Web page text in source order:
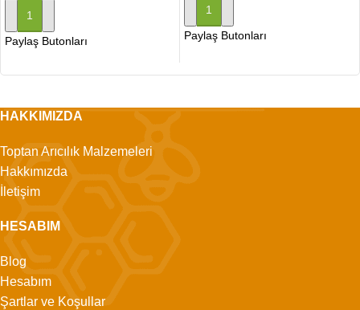
SEPETE EKLE
Paylaş Butonları
SEPETE EKLE
Paylaş Butonları
HAKKIMIZDA
Toptan Arıcılık Malzemeleri
Hakkımızda
İletişim
HESABIM
Blog
Hesabım
Şartlar ve Koşullar